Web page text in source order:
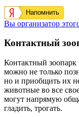
Напомнить
Вы организатор
Контактный
Контактный зоопарк
можно не только
но и приобщить их
животные во все
могут напрямую
гладить, трогать.